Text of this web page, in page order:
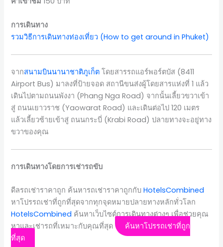
การเดินทาง
รวมวิธีการเดินทางท่องเที่ยว (How to get around in Phuket)
จากสนามบินนานาชาติภูเก็ต โดยสารรถแอร์พอร์ตบัส (8411
Airport Bus) มาลงที่ป้ายจอด สถานีขนส่งผู้โดยสารแห่งที่ 1 แล้ว
เดินไปตามถนนพังงา (Phang Nga Road) จากนั้นเลี้ยวขวาเข้า
สู่ ถนนเยาวราช (Yaowarat Road) และเดินต่อไป 120 เมตร
แล้วเลี้ยวซ้ายเข้าสู่ ถนนกระบี่ (Krabi Road) ปลายทางจะอยู่ทาง
ขวาของคุณ
การเดินทางโดยการเช่ารถขับ
ดีลรถเช่าราคาถูก ค้นหารถเช่าราคาถูกกับHotelsCombined
หาโปรรถเช่าที่ถูกที่สุดจากทุกจุดหมายปลายทางหลักทั่วโลก
HotelsCombined ค้นหาเว็บไซต์การเดินทางต่างๆ เพื่อช่วยคุณ
หาและเช่ารถที่เหมาะกับคุณที่สุด
ค้นหาโปรรถเช่าที่ถูก
ที่สุด